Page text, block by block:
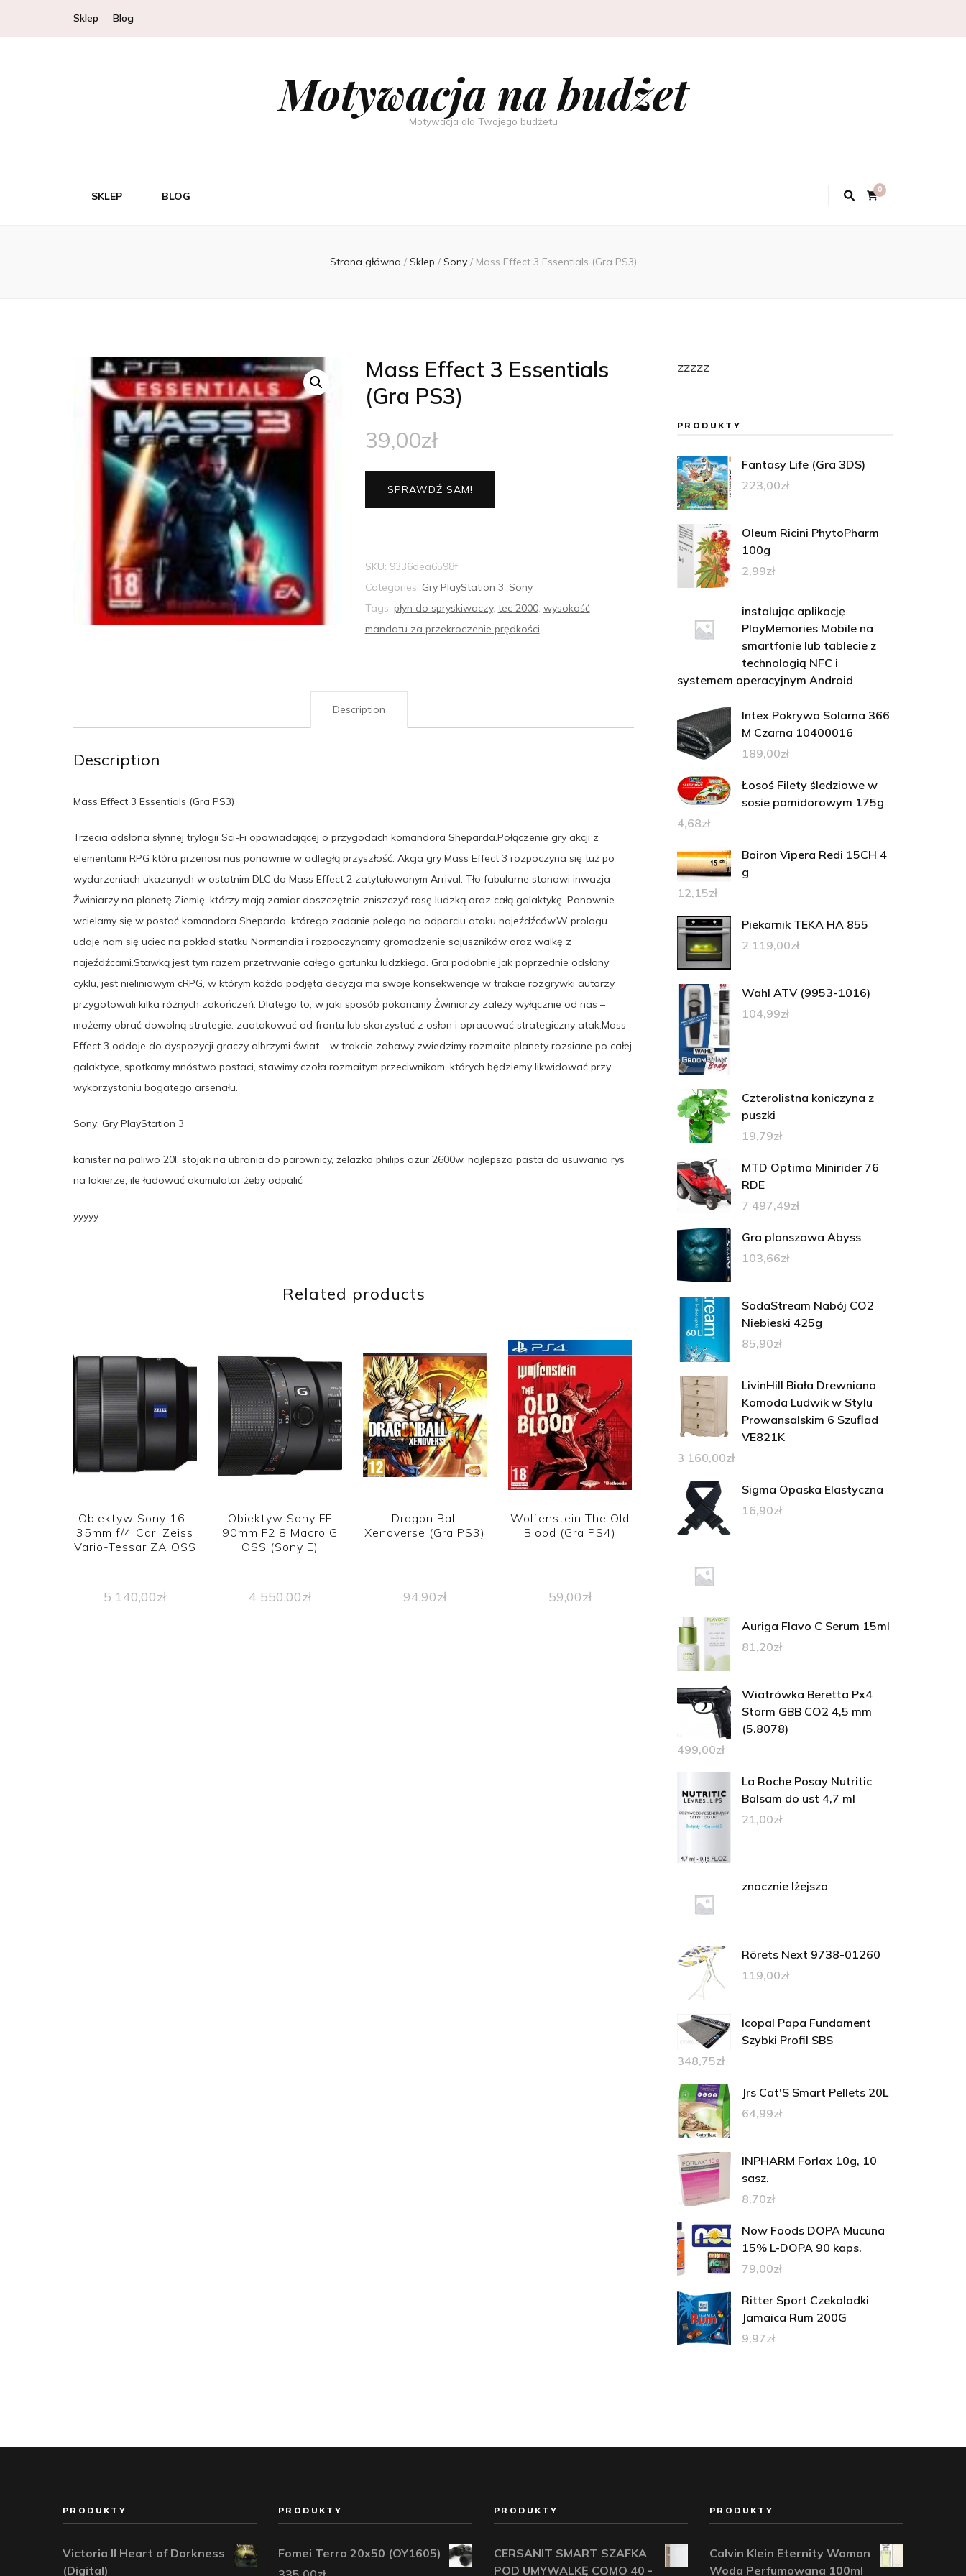
Sklep Blog
Motywacja na budżet
Motywacja dla Twojego budżetu
SKLEP BLOG
0
Strona główna / Sklep / Sony / Mass Effect 3 Essentials (Gra PS3)
Mass Effect 3 Essentials
(Gra PS3)
39,00zł
SPRAWDŹ SAM!
SKU: 9336dea6598f
Categories: Gry PlayStation 3, Sony
Tags: płyn do spryskiwaczy, tec 2000, wysokość
mandatu za przekroczenie prędkości
Description
Description
Mass Effect 3 Essentials (Gra PS3)
Trzecia odsłona słynnej trylogii Sci-Fi opowiadającej o przygodach komandora Sheparda.Połączenie gry akcji z
elementami RPG która przenosi nas ponownie w odległą przyszłość. Akcja gry Mass Effect 3 rozpoczyna się tuż po
wydarzeniach ukazanych w ostatnim DLC do Mass Effect 2 zatytułowanym Arrival. Tło fabularne stanowi inwazja
Żwiniarzy na planetę Ziemię, którzy mają zamiar doszczętnie zniszczyć rasę ludzką oraz całą galaktykę. Ponownie
wcielamy się w postać komandora Sheparda, którego zadanie polega na odparciu ataku najeźdźców.W prologu
udaje nam się uciec na pokład statku Normandia i rozpoczynamy gromadzenie sojuszników oraz walkę z
najeźdźcami.Stawką jest tym razem przetrwanie całego gatunku ludzkiego. Gra podobnie jak poprzednie odsłony
cyklu, jest nieliniowym cRPG, w którym każda podjęta decyzja ma swoje konsekwencje w trakcie rozgrywki autorzy
przygotowali kilka różnych zakończeń. Dlatego to, w jaki sposób pokonamy Żwiniarzy zależy wyłącznie od nas –
możemy obrać dowolną strategie: zaatakować od frontu lub skorzystać z osłon i opracować strategiczny atak.Mass
Effect 3 oddaje do dyspozycji graczy olbrzymi świat – w trakcie zabawy zwiedzimy rozmaite planety rozsiane po całej
galaktyce, spotkamy mnóstwo postaci, stawimy czoła rozmaitym przeciwnikom, których będziemy likwidować przy
wykorzystaniu bogatego arsenału.
Sony: Gry PlayStation 3
kanister na paliwo 20l, stojak na ubrania do parownicy, żelazko philips azur 2600w, najlepsza pasta do usuwania rys
na lakierze, ile ładować akumulator żeby odpalić
yyyyy
Related products
Obiektyw Sony 16-
35mm f/4 Carl Zeiss
Vario-Tessar ZA OSS
5 140,00zł
Obiektyw Sony FE
90mm F2,8 Macro G
OSS (Sony E)
4 550,00zł
Dragon Ball
Xenoverse (Gra PS3)
94,90zł
Wolfenstein The Old
Blood (Gra PS4)
59,00zł
zzzzz
PRODUKTY
Fantasy Life (Gra 3DS)
223,00zł
Oleum Ricini PhytoPharm
100g
2,99zł
instalując aplikację
PlayMemories Mobile na
smartfonie lub tablecie z
technologią NFC i
systemem operacyjnym Android
Intex Pokrywa Solarna 366
M Czarna 10400016
189,00zł
Łosoś Filety śledziowe w
sosie pomidorowym 175g
4,68zł
Boiron Vipera Redi 15CH 4
g
12,15zł
Piekarnik TEKA HA 855
2 119,00zł
Wahl ATV (9953-1016)
104,99zł
Czterolistna koniczyna z
puszki
19,79zł
MTD Optima Minirider 76
RDE
7 497,49zł
Gra planszowa Abyss
103,66zł
SodaStream Nabój CO2
Niebieski 425g
85,90zł
LivinHill Biała Drewniana
Komoda Ludwik w Stylu
Prowansalskim 6 Szuflad
VE821K
3 160,00zł
Sigma Opaska Elastyczna
16,90zł
Auriga Flavo C Serum 15ml
81,20zł
Wiatrówka Beretta Px4
Storm GBB CO2 4,5 mm
(5.8078)
499,00zł
La Roche Posay Nutritic
Balsam do ust 4,7 ml
21,00zł
znacznie lżejsza
Rörets Next 9738-01260
119,00zł
Icopal Papa Fundament
Szybki Profil SBS
348,75zł
Jrs Cat'S Smart Pellets 20L
64,99zł
INPHARM Forlax 10g, 10
sasz.
8,70zł
Now Foods DOPA Mucuna
15% L-DOPA 90 kaps.
79,00zł
Ritter Sport Czekoladki
Jamaica Rum 200G
9,97zł
PRODUKTY
Victoria II Heart of Darkness
(Digital)
PRODUKTY
Fomei Terra 20x50 (OY1605)
PRODUKTY
CERSANIT SMART SZAFKA
POD UMYWALKĘ COMO 40 -
PRODUKTY
Calvin Klein Eternity Woman
Woda Perfumowana 100ml